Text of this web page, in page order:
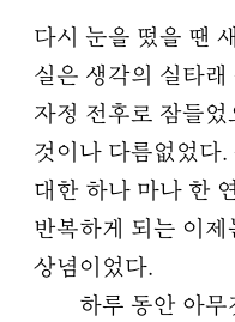
다시 눈을 떴을 땐
실은 생각의 실타
자정 전후로 잠들
것이나 다름없었다.
대한 하나 마나 한
반복하게 되는 이
상념이었다.
하루 동안 아무